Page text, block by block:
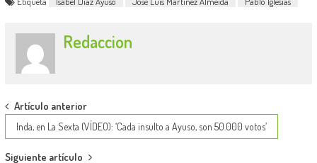
Redaccion
Post
navigation
Artículo anterior
Inda, en La Sexta (VÍDEO): ‘Cada insulto a Ayuso, son 50.000 votos’
Siguiente artículo